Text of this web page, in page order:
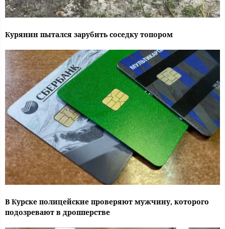
Курянин пытался зарубить соседку топором
В Курске полицейские проверяют мужчину, которого
подозревают в дропперстве